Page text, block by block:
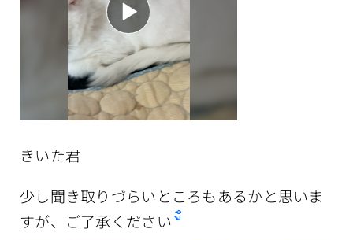
きいた君
少し聞き取りづらいところもあるかと思いま
すが、ご了承ください